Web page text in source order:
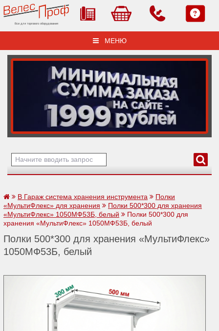
Все для торгового оборудования
МЕНЮ
В Гараж система хранения инструмента
Полки
«МультиФлекс» для хранения
Полки 500*300 для хранения
«МультиФлекс» 1050МФ53Б, белый
Полки 500*300 для
хранения «МультиФлекс» 1050МФ53Б, белый
Полки 500*300 для хранения «МультиФлекс»
1050МФ53Б, белый